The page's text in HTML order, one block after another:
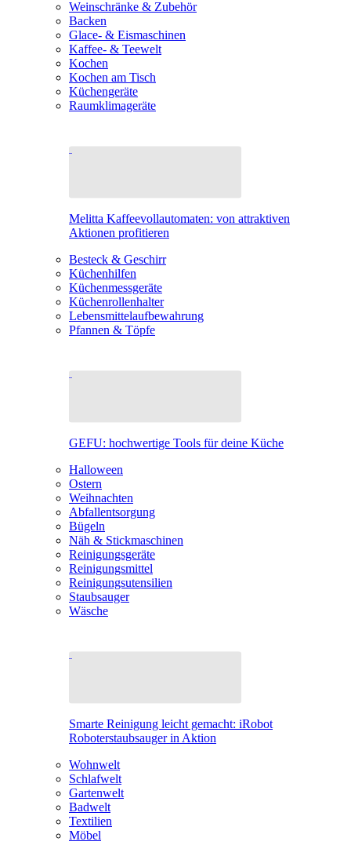
Weinschränke & Zubehör
Backen
Glace- & Eismaschinen
Kaffee- & Teewelt
Kochen
Kochen am Tisch
Küchengeräte
Raumklimageräte
Melitta Kaffeevollautomaten: von attraktiven
Aktionen profitieren
Besteck & Geschirr
Küchenhilfen
Küchenmessgeräte
Küchenrollenhalter
Lebensmittelaufbewahrung
Pfannen & Töpfe
GEFU: hochwertige Tools für deine Küche
Halloween
Ostern
Weihnachten
Abfallentsorgung
Bügeln
Näh & Stickmaschinen
Reinigungsgeräte
Reinigungsmittel
Reinigungsutensilien
Staubsauger
Wäsche
Smarte Reinigung leicht gemacht: iRobot
Roboterstaubsauger in Aktion
Wohnwelt
Schlafwelt
Gartenwelt
Badwelt
Textilien
Möbel